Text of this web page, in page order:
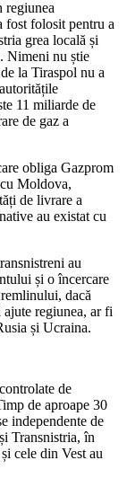
regiunea
fost folosit pentru a
grea locală și
Nimeni nu știe
la Tiraspol nu a
11 miliarde de
de gaz a
obliga Gazprom
Moldova,
de livrare a
au existat cu
au
și o încercare
dacă
regiunea, ar fi
și Ucraina.
de
de aproape 30
independente de
Transnistria, în
cele din Vest au